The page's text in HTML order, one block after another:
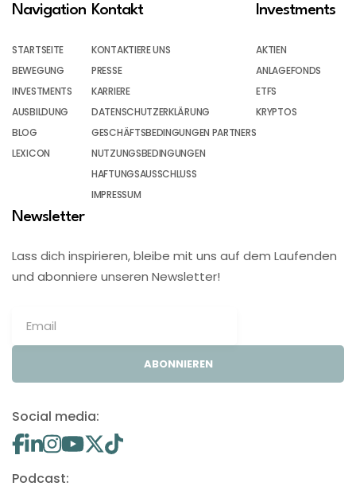
Navigation
STARTSEITE
BEWEGUNG
INVESTMENTS
AUSBILDUNG
BLOG
LEXICON
Kontakt
KONTAKTIERE UNS
PRESSE
KARRIERE
DATENSCHUTZERKLÄRUNG
GESCHÄFTSBEDINGUNGEN PARTNERS
NUTZUNGSBEDINGUNGEN
HAFTUNGSAUSSCHLUSS
IMPRESSUM
Investments
AKTIEN
ANLAGEFONDS
ETFS
KRYPTOS
Newsletter
Lass dich inspirieren, bleibe mit uns auf dem Laufenden
und abonniere unseren Newsletter!
ABONNIEREN
Social media:
Podcast: